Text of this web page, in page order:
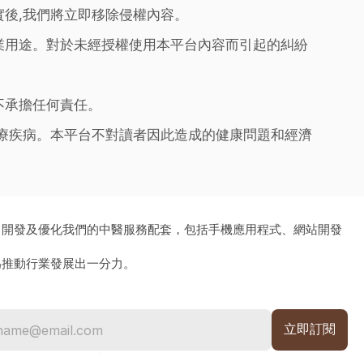
,我們將立即移除侵權內容。
途。對於未經授權使用本平台內容而引起的糾紛
擔任何責任。
病。本平台不對讀者因此造成的健康問題和經濟
發及優化我們的中醫服務配套，包括手機應用程式、網站開發
動行業發展出一分力。